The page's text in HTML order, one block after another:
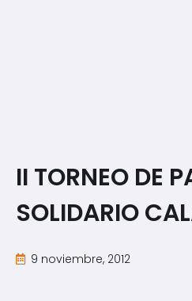
II TORNEO DE
SOLIDARIO
9 noviembre, 2012